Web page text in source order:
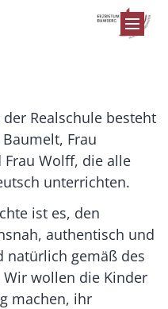
Realschule besteht
Frau
Wolff, die alle
unterrichten.
ist es, den
authentisch und
natürlich gemäß des
wollen die Kinder
machen, ihr